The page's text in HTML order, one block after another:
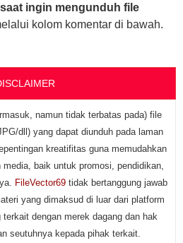
ingin mengunduh file
kolom komentar di bawah.
namun tidak terbatas pada) file
dll) yang dapat diunduh pada laman
kreatifitas guna memudahkan
baik untuk promosi, pendidikan,
FileVector69tidak bertanggung jawab
yang dimaksud di luar dari platform
dengan merek dagang dan hak
seutuhnya kepada pihak terkait.